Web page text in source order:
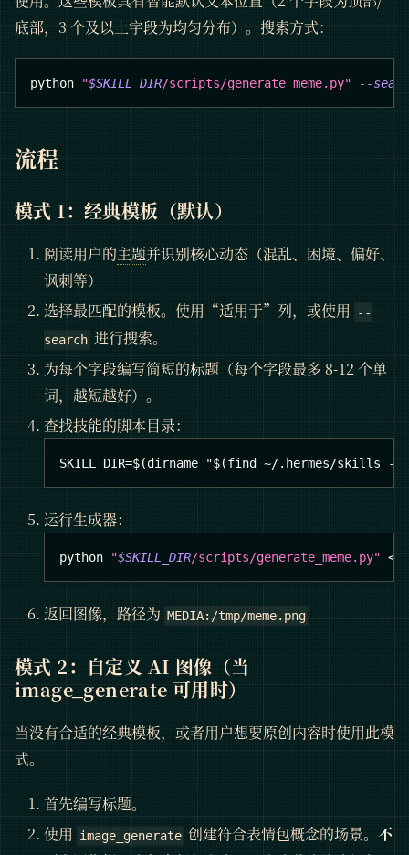
底部，3 个及以上字段为均匀分布）。搜索方式：
python "$SKILL_DIR/scripts/generate_meme.py" --
流程
模式 1：经典模板（默认）
阅读用户的主题并识别核心动态（混乱、困境、偏好、
讽刺等）
选择最匹配的模板。使用“适用于”列，或使用
--
search 进行搜索。
为每个字段编写简短的标题（每个字段最多 8-12 个单
词，越短越好）。
查找技能的脚本目录：
SKILL_DIR=$(dirname "$(find ~/.hermes/skills -
运行生成器：
python "$SKILL_DIR/scripts/generate_meme.py" <
返回图像，路径为 MEDIA:/tmp/meme.png
模式 2：自定义 AI 图像（当
image_generate 可用时）
当没有合适的经典模板，或者用户想要原创内容时使用此模
式。
首先编写标题。
使用 image_generate 创建符合表情包概念的场景。不